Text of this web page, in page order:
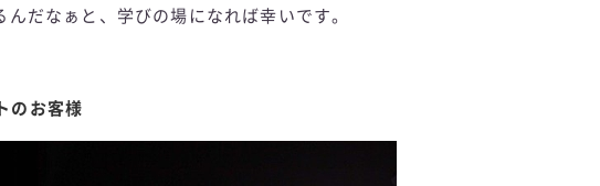
んだなぁと、学びの場になれば幸いです。
のお客様